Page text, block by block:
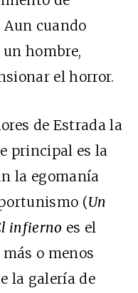
Aun cuando
hombre,
el horror.
de Estrada la
principal es la
la egomanía
(Un
infierno es el
o menos
la galería de